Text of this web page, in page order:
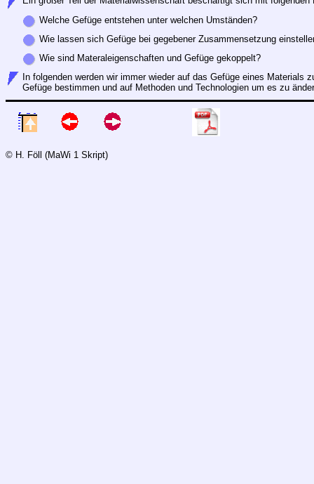
Welche Gefüge entstehen unter welchen Umständen?
Wie lassen sich Gefüge bei gegebener Zusammensetzung
Wie sind Materaleigenschaften und Gefüge gekoppelt?
In folgenden werden wir immer wieder auf das Gefüge eines
Gefüge bestimmen und auf Methoden und Technologien um es zu
© H. Föll (MaWi 1 Skript)